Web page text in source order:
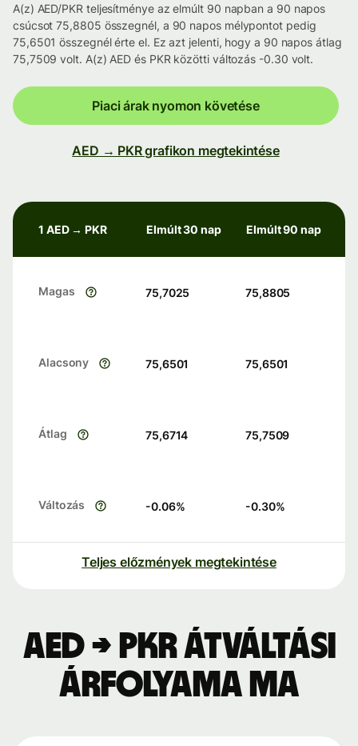
A(z) AED/PKR teljesítménye az elmúlt 90 napban a 90 napos
csúcsot 75,8805 összegnél, a 90 napos mélypontot pedig
75,6501 összegnél érte el. Ez azt jelenti, hogy a 90 napos átlag
75,7509 volt. A(z) AED és PKR közötti változás -0.30 volt.
Piaci árak nyomon követése
AED → PKR grafikon megtekintése
1 AED → PKR Elmúlt 30 nap Elmúlt 90 nap
Magas 75,7025 75,8805
Alacsony 75,6501 75,6501
Átlag 75,6714 75,7509
Változás -0.06% -0.30%
Teljes előzmények megtekintése
AED → PKR átváltási
árfolyama ma